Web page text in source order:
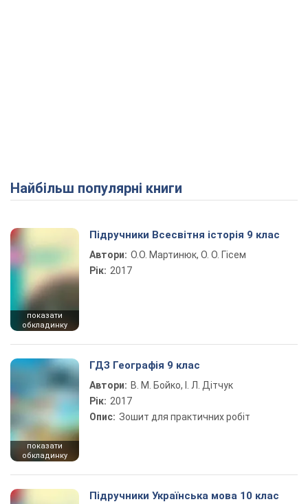
Найбільш популярні книги
показати
обкладинку
Підручники Всесвітня історія 9 клас
Автори: О.О. Мартинюк, О. О. Гісем
Рік: 2017
показати
обкладинку
ГДЗ Географія 9 клас
Автори: В. М. Бойко, І. Л. Дітчук
Рік: 2017
Опис: Зошит для практичних робіт
Підручники Українська мова 10 клас